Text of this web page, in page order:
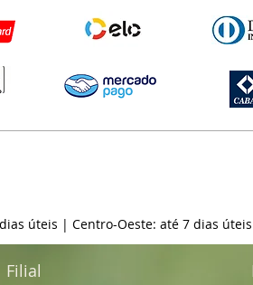
úteis | Centro-Oeste: até 7 dias
Filial